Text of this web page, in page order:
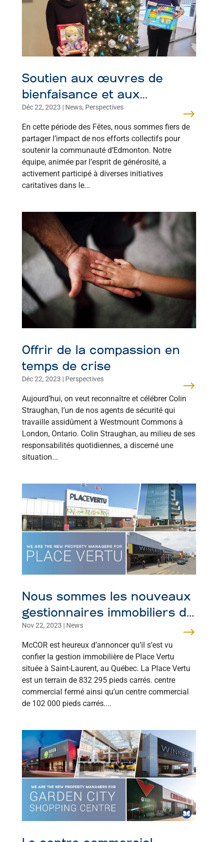
Soutien aux œuvres de
bienfaisance et aux
communautés d’Edmonton
en cette période des Fêtes
Déc 22, 2023 | News, Perspectives
En cette période des Fêtes, nous sommes fiers de
partager l’impact de nos efforts collectifs pour
soutenir la communauté d’Edmonton. Notre
équipe, animée par l’esprit de générosité, a
activement participé à diverses initiatives
caritatives dans le...
Offrir de la compassion en
temps de crise
Déc 22, 2023 | Perspectives
Aujourd’hui, on veut reconnaître et célébrer Colin
Straughan, l’un de nos agents de sécurité qui
travaille assidûment à Westmount Commons à
London, Ontario. Colin Straughan, au milieu de ses
responsabilités quotidiennes, a discerné une
situation...
Nous sommes les nouveaux
gestionnaires immobiliers de
Place Vertu !
Nov 22, 2023 | News
McCOR est heureux d’annoncer qu’il s’est vu
confier la gestion immobilière de Place Vertu
située à Saint-Laurent, au Québec. La Place Vertu
est un terrain de 832 295 pieds carrés. centre
commercial fermé ainsi qu’un centre commercial
de 102 000 pieds carrés....